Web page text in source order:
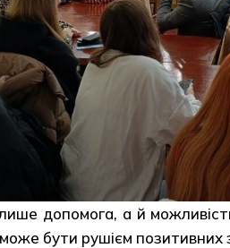
допомога, а й
бути рушієм позитивних